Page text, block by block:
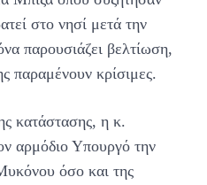
στο νησί μετά την
παρουσιάζει βελτίωση,
παραμένουν κρίσιμες.
κατάστασης, η κ.
αρμόδιο Υπουργό την
όσο και της